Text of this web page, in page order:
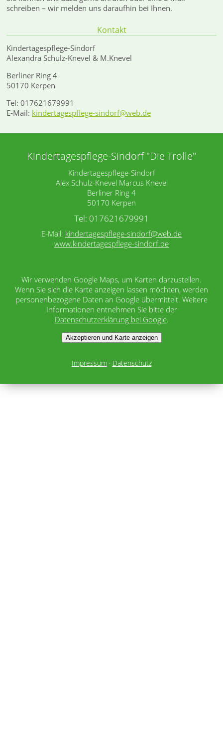
schreiben – wir melden uns daraufhin bei Ihnen.
Kontakt
Kindertagespflege-Sindorf
Alexandra Schulz-Knevel & M.Knevel
Berliner Ring 4
50170 Kerpen
Tel: 017621679991
E-Mail: kindertagespflege-sindorf@web.de
Kindertagespflege-Sindorf "Die Trolle"
Kindertagespflege-Sindorf
Alex Schulz-Knevel Marcus Knevel
Berliner Ring 4
50170 Kerpen
Tel: 017621679991
E-Mail: kindertagespflege-sindorf@web.de
www.kindertagespflege-sindorf.de
Wir verwenden Google Maps, um Karten darzustellen.
Wenn Sie sich die Karte anzeigen lassen möchten, werden
personenbezogene Daten an Google übermittelt. Weitere
Informationen entnehmen Sie bitte der
Datenschutzerklärung bei Google.
Akzeptieren und Karte anzeigen
Impressum· Datenschutz